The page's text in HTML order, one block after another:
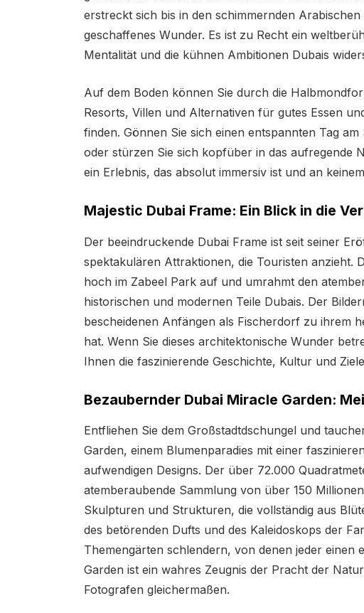
erstreckt sich bis in den schimmernden
geschaffenes Wunder. Es ist zu Recht ein
Mentalität und die kühnen Ambitionen Dubais
Auf dem Boden können Sie durch die
Resorts, Villen und Alternativen für gutes Essen
finden. Gönnen Sie sich einen entspannten Tag
oder stürzen Sie sich kopfüber in das aufregende
ein Erlebnis, das absolut immersiv ist und an
Majestic Dubai Frame: Ein Blick in die
Der beeindruckende Dubai Frame ist seit seiner
spektakulären Attraktionen, die Touristen anzieht.
hoch im Zabeel Park auf und umrahmt den
historischen und modernen Teile Dubais. Der
bescheidenen Anfängen als Fischerdorf zu ihrem
hat. Wenn Sie dieses architektonische Wunder
Ihnen die faszinierende Geschichte, Kultur und
Bezaubernder Dubai Miracle Garden:
Entfliehen Sie dem Großstadtdschungel und
Garden, einem Blumenparadies mit einer
aufwendigen Designs. Der über 72.000
atemberaubende Sammlung von über 150
Skulpturen und Strukturen, die vollständig aus
des betörenden Dufts und des Kaleidoskops der
Themengärten schlendern, von denen jeder einen
Garden ist ein wahres Zeugnis der Pracht der
Fotografen gleichermaßen.